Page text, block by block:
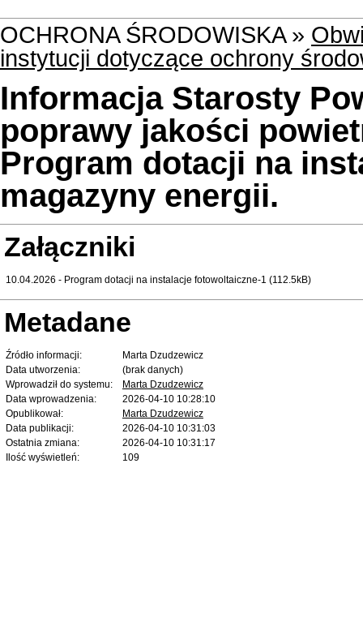
OCHRONA ŚRODOWISKA »
instytucji dotyczące ochrony
Informacja Starosty
poprawy jakości
Program dotacji na
magazyny energii.
Załączniki
10.04.2026 - Program dotacji na instalacje fotowoltaiczne-1 (112.5kB)
Metadane
Źródło informacji:
Marta Dzudzewicz
Data utworzenia:
(brak danych)
Wprowadził do systemu:
Marta Dzudzewicz
Data wprowadzenia:
2026-04-10 10:28:10
Opublikował:
Marta Dzudzewicz
Data publikacji:
2026-04-10 10:31:03
Ostatnia zmiana:
2026-04-10 10:31:17
Ilość wyświetleń:
109